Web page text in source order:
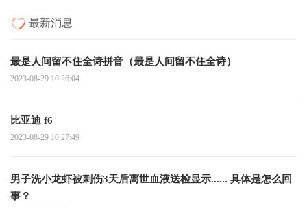
最新消息
最是人间留不住全诗拼音（最是人间留不住全诗）
2023-08-29 10:26:04
比亚迪 f6
2023-08-29 10:27:49
男子洗小龙虾被刺伤3天后离世血液送检显示...... 具体是怎么回
事？